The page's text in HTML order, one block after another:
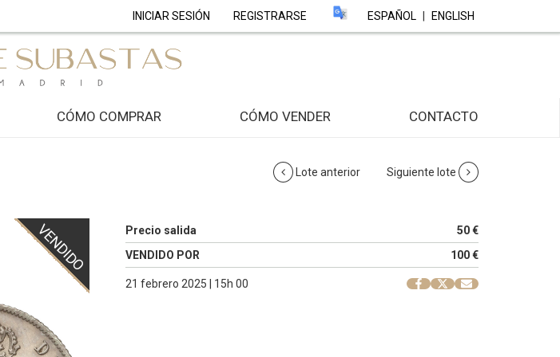
INICIAR SESIÓN REGISTRARSE ESPAÑOL ENGLISH
CÓMO COMPRAR CÓMO VENDER CONTACTO
Lote anterior Siguiente lote
VENDIDO Precio salida
50 €
VENDIDO POR
100 €
21 febrero 2025 | 15h 00